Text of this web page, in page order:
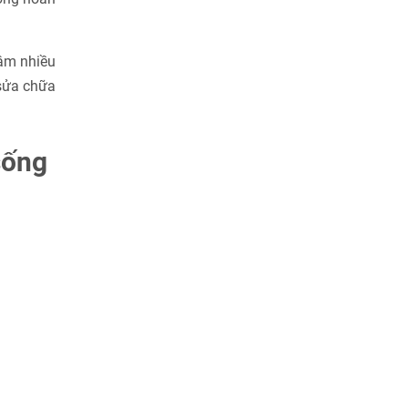
nhiều
chữa